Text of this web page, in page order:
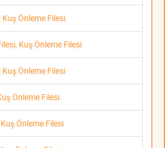
Önleme Filesi
Kuş Önleme Filesi
Önleme Filesi
Önleme Filesi
Önleme Filesi